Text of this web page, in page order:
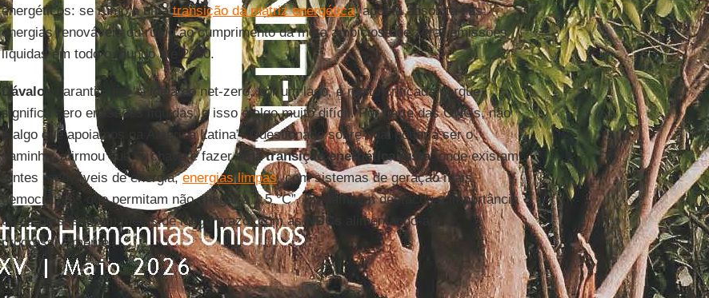
energéticos: se rumo a umatransição da matriz energética, aposta absoluta nas
energias renováveis ou rumo ao cumprimento da meta ambiciosa de zerar emissões
líquidas em todo o mundo até 2050.
Dávalos garantiu que “a ideia do net-zero, por um lado, é muito criticada porque
significa zero emissões líquidas, e isso é algo muito difícil. Por parte das ONGs, não
é algo que apoiamos na América Latina”. Questionado sobre qual poderia ser o
caminho, afirmou que “a chave é fazer umatransição energética justa, onde existam
fontes renováveis de energia,energias limpas, com sistemas de geração mais
democráticos que permitam não chegar a 1,5 °C”. Ele também destacou a importância
de os países terem metas de longo prazo, com asNDCs
alimentando-as
progressivamente.